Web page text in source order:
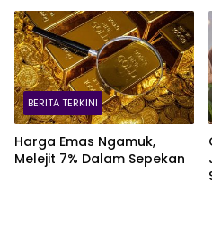
BERITA TERKINI
Harga Emas Ngamuk,
Melejit 7% Dalam Sepekan